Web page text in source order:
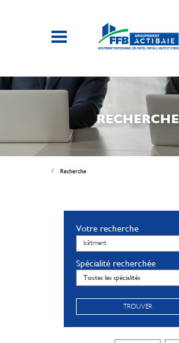
RECHERCHE
Recherche
Votre recherche
Spécialité recherchée
TROUVER